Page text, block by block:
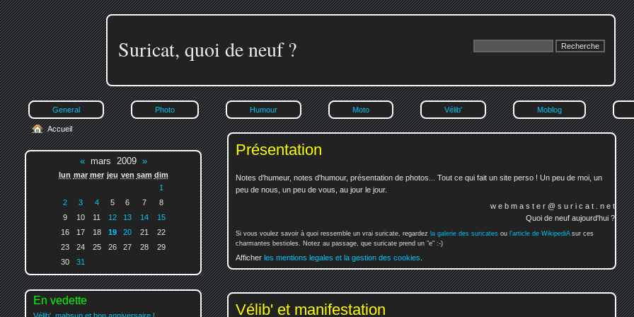
Suricat, quoi de neuf ?
General Photo Humour Moto Vélib' Moblog
Présentation
Notes d'humeur, notes d'humour, présentation de photos... Tout ce qui fait un site perso ! Un peu de moi, un
peu de nous, un peu de vous, au jour le jour.
w e b m a s t e r @ s u r i c a t . n e t
Quoi de neuf aujourd'hui ?
Si vous voulez savoir à quoi ressemble un vrai suricate, regardez la galerie des suricates ou l'article de WikipediAsur ces
charmantes bestioles. Notez au passage, que suricate prend un "e" :-)
Afficher les mentions legales et la gestion des cookies
Vélib' et manifestation
Accueil
«mars 2009 »
lun mar mer jeu ven sam dim
1
2
3 4 5 6 7
8
9
10 11 12 13 14
15
16
17 18 19 20 21
22
23
24 25 26 27 28
29
30
31
En vedette